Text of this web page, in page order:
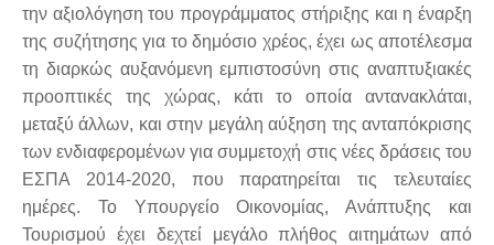
την αξιολόγηση του προγράμματος στήριξης και η έναρξη
της συζήτησης για το δημόσιο χρέος, έχει ως αποτέλεσμα
τη διαρκώς αυξανόμενη εμπιστοσύνη στις αναπτυξιακές
προοπτικές της χώρας, κάτι το οποία αντανακλάται,
μεταξύ άλλων, και στην μεγάλη αύξηση της ανταπόκρισης
των ενδιαφερομένων για συμμετοχή στις νέες δράσεις του
ΕΣΠΑ 2014-2020, που παρατηρείται τις τελευταίες
ημέρες. Το Υπουργείο Οικονομίας, Ανάπτυξης και
Τουρισμού έχει δεχτεί μεγάλο πλήθος αιτημάτων από